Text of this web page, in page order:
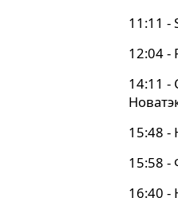
11:11 -
12:04 -
14:11 -
15:48 -
15:58 -
16:40 -